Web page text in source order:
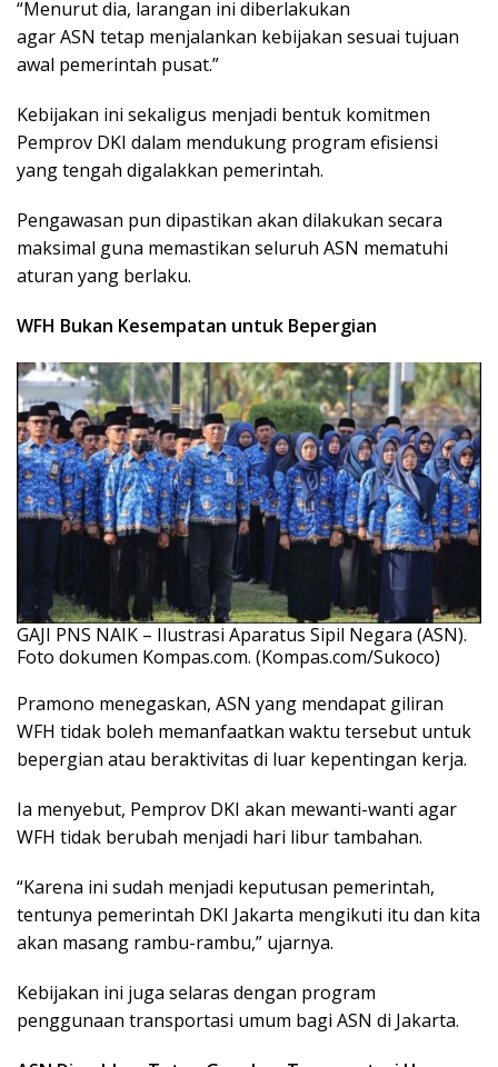
“Menurut dia, larangan ini diberlakukan
agar ASN tetap menjalankan kebijakan sesuai tujuan
awal pemerintah pusat.”
Kebijakan ini sekaligus menjadi bentuk komitmen
Pemprov DKI dalam mendukung program efisiensi
yang tengah digalakkan pemerintah.
Pengawasan pun dipastikan akan dilakukan secara
maksimal guna memastikan seluruh ASN mematuhi
aturan yang berlaku.
WFH Bukan Kesempatan untuk Bepergian
GAJI PNS NAIK – Ilustrasi Aparatus Sipil Negara (ASN).
Foto dokumen Kompas.com. (Kompas.com/Sukoco)
Pramono menegaskan, ASN yang mendapat giliran
WFH tidak boleh memanfaatkan waktu tersebut untuk
bepergian atau beraktivitas di luar kepentingan kerja.
Ia menyebut, Pemprov DKI akan mewanti-wanti agar
WFH tidak berubah menjadi hari libur tambahan.
“Karena ini sudah menjadi keputusan pemerintah,
tentunya pemerintah DKI Jakarta mengikuti itu dan kita
akan masang rambu-rambu,” ujarnya.
Kebijakan ini juga selaras dengan program
penggunaan transportasi umum bagi ASN di Jakarta.